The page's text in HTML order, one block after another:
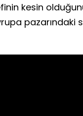
kesin
pazarındaki